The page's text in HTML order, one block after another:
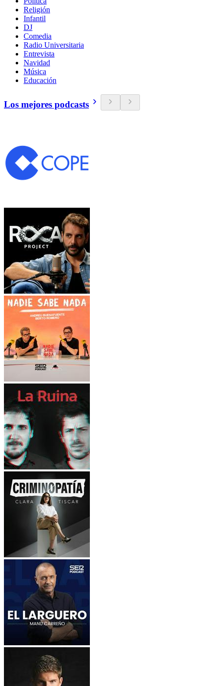
Religión
Infantil
DJ
Comedia
Radio Universitaria
Entrevista
Navidad
Música
Educación
Los mejores podcasts